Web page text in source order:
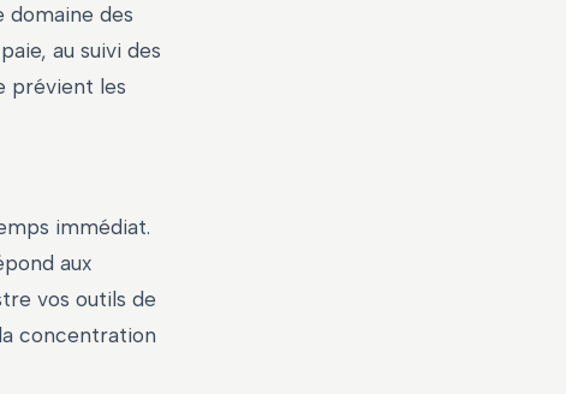
domaine des
au suivi des
prévient les
immédiat.
aux
vos outils de
concentration